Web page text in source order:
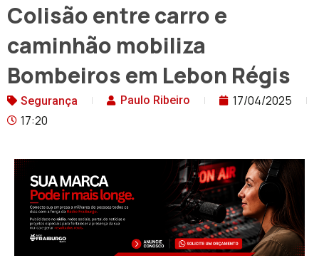
Colisão entre carro e
caminhão mobiliza
Bombeiros em Lebon Régis
Segurança Paulo Ribeiro
17/04/2025
17:20